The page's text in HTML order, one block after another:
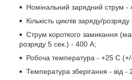
Номінальний зарядний струм -
Кількість циклів заряду/
Струм короткого замикання
розряду 5 сек.) - 400 А;
Робоча температура - +25 С
Температура зберігання - від